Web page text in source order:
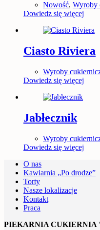
Nowość, Wyroby
Dowiedz się więcej
Ciasto Riviera
Wyroby
Dowiedz się więcej
Jabłecznik
Wyroby
Dowiedz się więcej
O nas
Kawiarnia „Po drodze”
Torty
Nasze lokalizacje
Kontakt
Praca
PIEKARNIA CUKIERNIA